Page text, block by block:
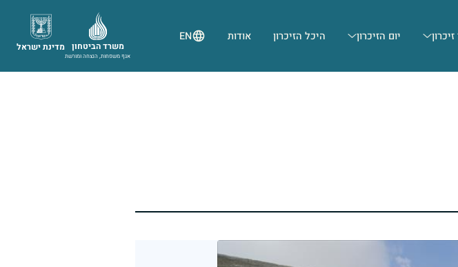
יום הזיכרון היכל הזיכרון אודות EN
מדינת ישראל משרד הביטחון
אגף משפחות, הנצחה ומורשת